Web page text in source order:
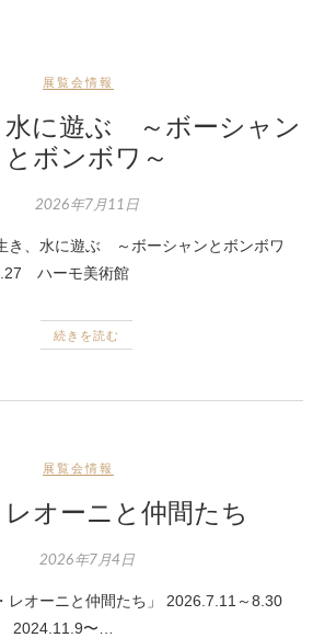
展覧会情報
水に遊ぶ ～ボーシャン
とボンボワ～
2026年7月11日
き、水に遊ぶ ～ボーシャンとボンボワ
ハーモ美術館
続きを読む
展覧会情報
オーニと仲間たち
2026年7月4日
レオーニと仲間たち」 2026.7.11～8.30
2024.11.9〜…